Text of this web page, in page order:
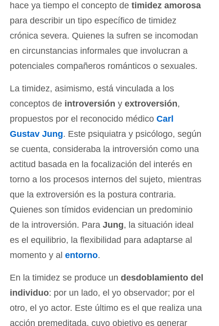
hace ya tiempo el concepto de timidez amorosa
para describir un tipo específico de timidez
crónica severa. Quienes la sufren se incomodan
en circunstancias informales que involucran a
potenciales compañeros románticos o sexuales.
La timidez, asimismo, está vinculada a los
conceptos de introversión y extroversión,
propuestos por el reconocido médico Carl
Gustav Jung. Este psiquiatra y psicólogo, según
se cuenta, consideraba la introversión como una
actitud basada en la focalización del interés en
torno a los procesos internos del sujeto, mientras
que la extroversión es la postura contraria.
Quienes son tímidos evidencian un predominio
de la introversión. Para Jung, la situación ideal
es el equilibrio, la flexibilidad para adaptarse al
momento y al entorno.
En la timidez se produce un desdoblamiento del
individuo: por un lado, el yo observador; por el
otro, el yo actor. Este último es el que realiza una
acción premeditada, cuyo objetivo es generar